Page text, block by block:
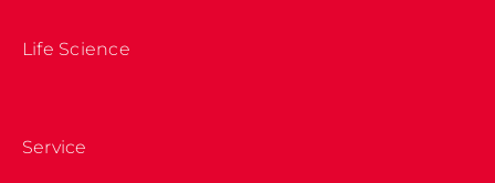
Life Science
Service